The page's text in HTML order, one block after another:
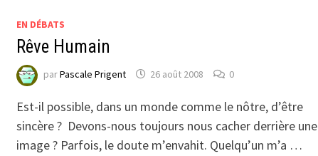
EN DÉBATS
Rêve Humain
parPascale Prigent 26 août 2008 0
Est-il possible, dans un monde comme le nôtre, d’être
sincère ? Devons-nous toujours nous cacher derrière une
image ? Parfois, le doute m’envahit. Quelqu’un m’a …